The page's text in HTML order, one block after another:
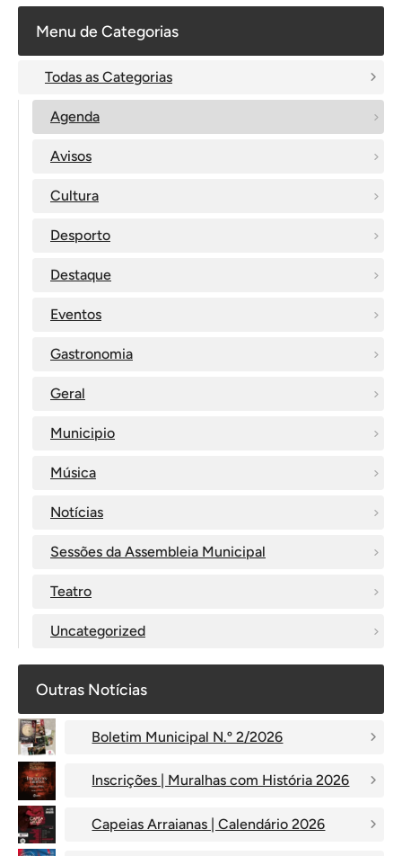
Menu de Categorias
Todas as Categorias
Agenda
Avisos
Cultura
Desporto
Destaque
Eventos
Gastronomia
Geral
Municipio
Música
Notícias
Sessões da Assembleia Municipal
Teatro
Uncategorized
Outras Notícias
Boletim Municipal N.º 2/2026
Inscrições | Muralhas com História 2026
Capeias Arraianas | Calendário 2026